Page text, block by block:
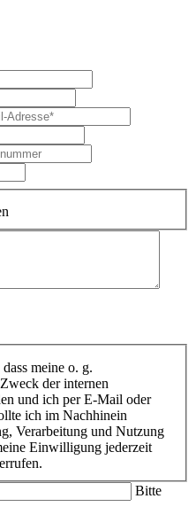
meine o. g.
der internen
und ich per E-Mail oder
ich im Nachhinein
Verarbeitung und Nutzung
Einwilligung jederzeit
Bitte